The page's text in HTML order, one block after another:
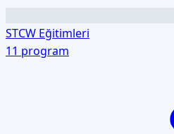
STCW Eğitimleri
11 program